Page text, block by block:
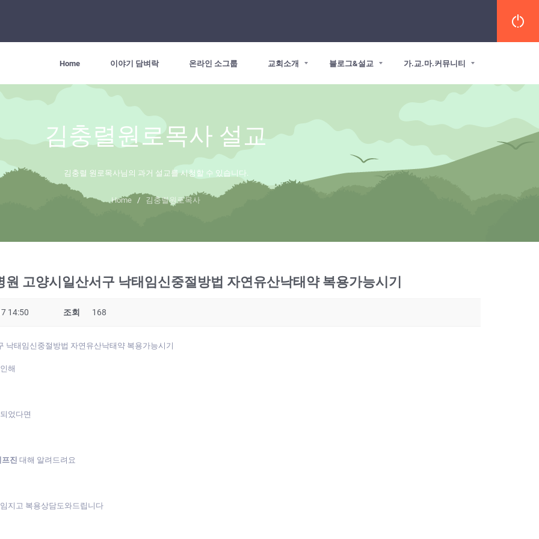
Home 이야기 담벼락 온라인 소그룹 교회소개 블로그&설교 가.교.마.커뮤니티
김충렬원로목사 설교
김충렬 원로목사님의 과거 설교를 시청할 수 있습니다.
Home / 김충렬원로목사
고양시일산서구 낙태임신중절방법 자연유산낙­태약 복용가능시기
14:50 조회 168
낙태임신중절방법 자연유산낙­태약 복용가능시기
해
었다면
진 대해 알려드려요
지고 복용상담도와드립니다